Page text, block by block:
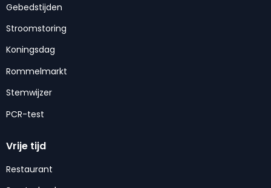
Gebedstijden
Stroomstoring
Koningsdag
Rommelmarkt
Stemwijzer
PCR-test
Vrije tijd
Restaurant